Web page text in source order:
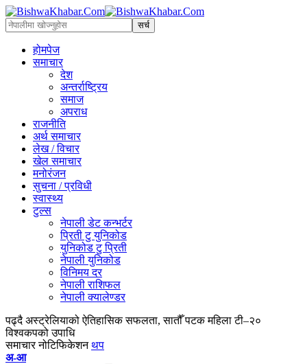
होमपेज
समाचार
देश
अन्तर्राष्ट्रिय
समाज
अपराध
राजनीति
अर्थ समाचार
लेख / विचार
खेल समाचार
मनोरंजन
सुचना / प्रविधी
स्वास्थ्य
टुल्स
नेपाली डेट कन्भर्टर
प्रिती टु युनिकोड
युनिकोड टु प्रिती
नेपाली युनिकोड
विनिमय दर
नेपाली राशिफल
नेपाली क्यालेण्डर
पढ्दै अस्ट्रेलियाको ऐतिहासिक सफलता, सातौँ पटक महिला टी–२०
विश्वकपको उपाधि
समाचार नोटिफिकेशन थप
अ-आ